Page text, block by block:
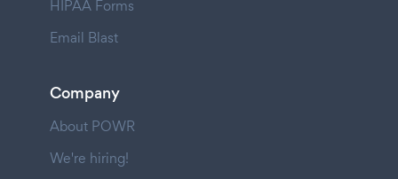
HIPAA Forms
Email Blast
Company
About POWR
We're hiring!